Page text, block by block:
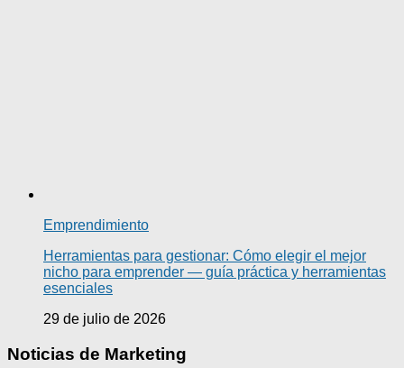
Emprendimiento
Herramientas para gestionar: Cómo elegir el mejor
nicho para emprender — guía práctica y herramientas
esenciales
29 de julio de 2026
Noticias de Marketing